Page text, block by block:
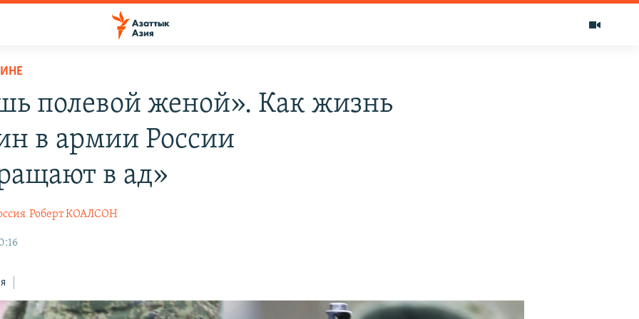
полевой женой». Как жизнь
в армии России
в ад»
Роберт КОАЛСОН